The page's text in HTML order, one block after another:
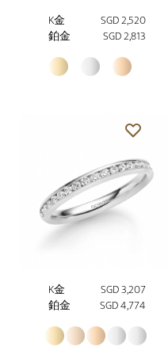
K金
SGD 2,520
鉑金
SGD 2,813
K金
SGD 3,207
鉑金
SGD 4,774